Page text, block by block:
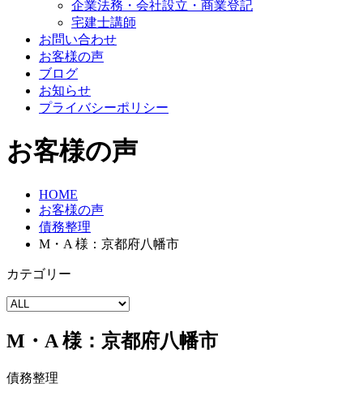
企業法務・会社設立・商業登記
宅建士講師
お問い合わせ
お客様の声
ブログ
お知らせ
プライバシーポリシー
お客様の声
HOME
お客様の声
債務整理
M・A 様：京都府八幡市
カテゴリー
M・A 様：京都府八幡市
債務整理